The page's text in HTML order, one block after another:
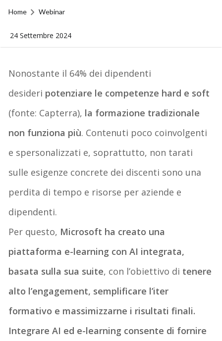
Home Webinar
24 Settembre 2024
Nonostante il 64% dei dipendenti
desideri potenziare le competenze hard e soft
(fonte: Capterra), la formazione tradizionale
non funziona più. Contenuti poco coinvolgenti
e spersonalizzati e, soprattutto, non tarati
sulle esigenze concrete dei discenti sono una
perdita di tempo e risorse per aziende e
dipendenti.
Per questo, Microsoft ha creato una
piattaforma e-learning conAI integrata,
basata sulla sua suite, con l’obiettivo di tenere
alto l’engagement, semplificare l’iter
formativo e massimizzarne i risultatifinali.
Integrare AI ed e-learning consente di fornire